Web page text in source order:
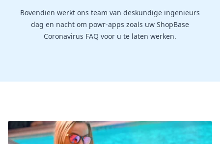
Bovendien werkt ons team van deskundige ingenieurs
dag en nacht om powr-apps zoals uw ShopBase
Coronavirus FAQ voor u te laten werken.